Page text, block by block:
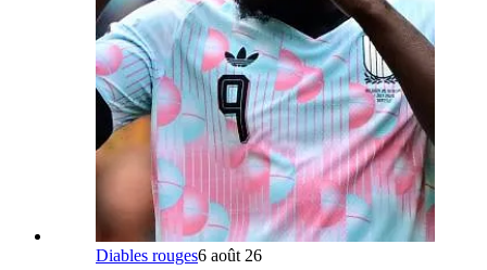
Diables rouges6 août 26